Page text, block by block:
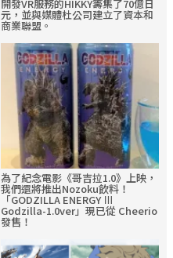
開發VR服務的HIKKY籌集了70億日
元，並與媒體杜公司建立了資本和
商業聯盟。
為了紀念電影《哥吉拉1.0》上映，
我們還將推出Nozoku飲料！
「GODZILLA ENERGY Ⅲ
Godzilla-1.0ver」現已從 Cheerio
發售！